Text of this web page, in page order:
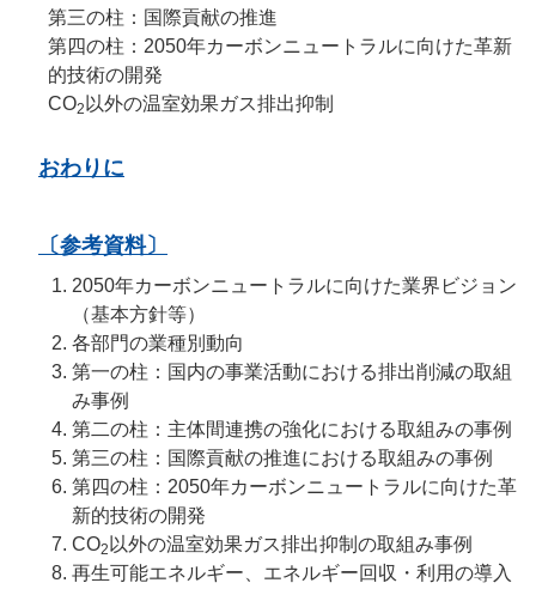
第三の柱：国際貢献の推進
第四の柱：2050年カーボンニュートラルに向けた革新
的技術の開発
CO2 以外の温室効果ガス排出抑制
おわりに
〔参考資料〕
2050年カーボンニュートラルに向けた業界ビジョン
（基本方針等）
各部門の業種別動向
第一の柱：国内の事業活動における排出削減の取組
み事例
第二の柱：主体間連携の強化における取組みの事例
第三の柱：国際貢献の推進における取組みの事例
第四の柱：2050年カーボンニュートラルに向けた革
新的技術の開発
CO2 以外の温室効果ガス排出抑制の取組み事例
再生可能エネルギー、エネルギー回収・利用の導入